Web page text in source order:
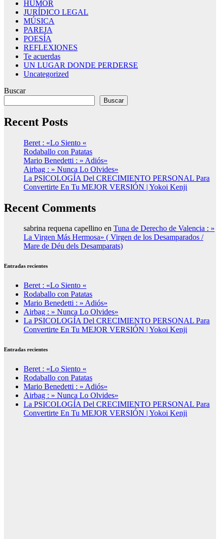
HUMOR
JURÍDICO LEGAL
MÚSICA
PAREJA
POESÍA
REFLEXIONES
Te acuerdas
UN LUGAR DONDE PERDERSE
Uncategorized
Buscar
Buscar
Recent Posts
Beret : «Lo Siento «
Rodaballo con Patatas
Mario Benedetti : » Adiós»
Airbag : » Nunca Lo Olvides»
La PSICOLOGÍA Del CRECIMIENTO PERSONAL Para
Convertirte En Tu MEJOR VERSIÓN | Yokoi Kenji
Recent Comments
sabrina requena capellino en Tuna de Derecho de Valencia : »
La Virgen Más Hermosa» ( Virgen de los Desamparados /
Mare de Déu dels Desamparats)
Entradas recientes
Beret : «Lo Siento «
Rodaballo con Patatas
Mario Benedetti : » Adiós»
Airbag : » Nunca Lo Olvides»
La PSICOLOGÍA Del CRECIMIENTO PERSONAL Para
Convertirte En Tu MEJOR VERSIÓN | Yokoi Kenji
Entradas recientes
Beret : «Lo Siento «
Rodaballo con Patatas
Mario Benedetti : » Adiós»
Airbag : » Nunca Lo Olvides»
La PSICOLOGÍA Del CRECIMIENTO PERSONAL Para
Convertirte En Tu MEJOR VERSIÓN | Yokoi Kenji